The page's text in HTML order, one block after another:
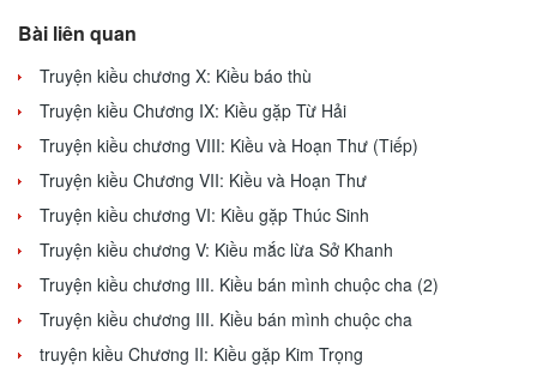
Bài liên quan
Truyện kiều chương X: Kiều báo thù
Truyện kiều Chương IX: Kiều gặp Từ Hải
Truyện kiều chương VIII: Kiều và Hoạn Thư (Tiếp)
Truyện kiều Chương VII: Kiều và Hoạn Thư
Truyện kiều chương VI: Kiều gặp Thúc Sinh
Truyện kiều chương V: Kiều mắc lừa Sở Khanh
Truyện kiều chương III. Kiều bán mình chuộc cha (2)
Truyện kiều chương III. Kiều bán mình chuộc cha
truyện kiều Chương II: Kiều gặp Kim Trọng